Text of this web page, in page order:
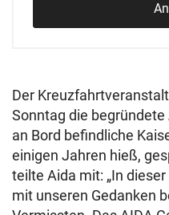
Der
Sonntag die
an Bord befindliche
einigen Jahren hieß,
teilte Aida mit: „In
mit unseren Gedanken